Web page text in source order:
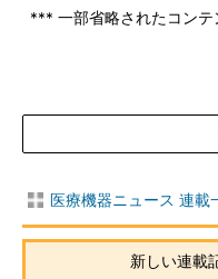
*** 一部省略されたコンテ
医療機器ニュース 連載
新しい連載